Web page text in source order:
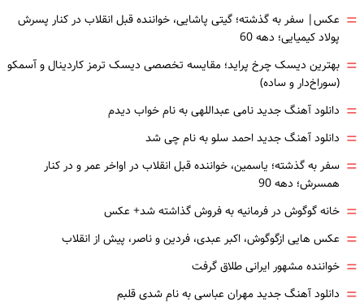
= عکس| سفر به گذشته؛ گیتی پاشایی، خواننده قبل انقلاب در کنار پسرش
پولاد کیمیایی؛ دهه 60
= بهترین دیسک چرخ پراید؛ مقایسه تخصصی دیسک ترمز کاردینال و آسمکو
(سوراخ‌دار و ساده)
= دانلود آهنگ جدید نامی عبداللهی به نام خواب دیدم
= دانلود آهنگ جدید احمد سلو به نام چی شد
= سفر به گذشته؛ یاسمین، خواننده قبل انقلاب در اواخر عمر و در کنار
همسرش؛ دهه 90
= خانه گوگوش در فرمانیه به فروش گذاشته شد+ عکس
= عکس هایی ازگوگوش، اکبر عبدی، فردین و ناصر، پیش از انقلاب
= خواننده مشهور ایرانی طلاق گرفت
= دانلود آهنگ جدید مهران عباسی به نام شدی قلبم